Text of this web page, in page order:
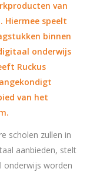
van
Hiermee speelt
binnen
onderwijs
Ruckus
van het
scholen zullen in
aanbieden, stelt
onderwijs worden